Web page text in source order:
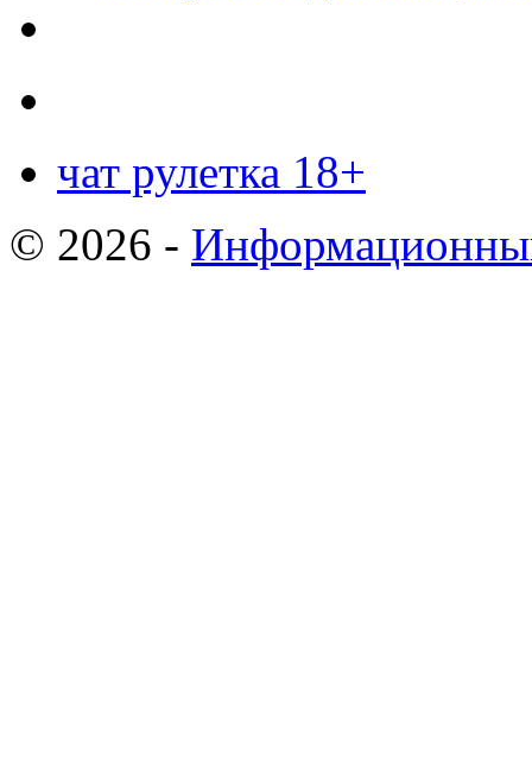
чат рулетка 18+
© 2026 -